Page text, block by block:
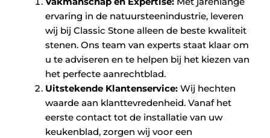
ervaring in de natuursteenindustrie, leveren
wij bij Classic Stone alleen de beste kwaliteit
stenen. Ons team van experts staat klaar om
u te adviseren en te helpen bij het kiezen van
het perfecte aanrechtblad.
Uitstekende Klantenservice: Wij hechten
waarde aan klanttevredenheid. Vanaf het
eerste contact tot de installatie van uw
keukenblad, zorgen wij voor een